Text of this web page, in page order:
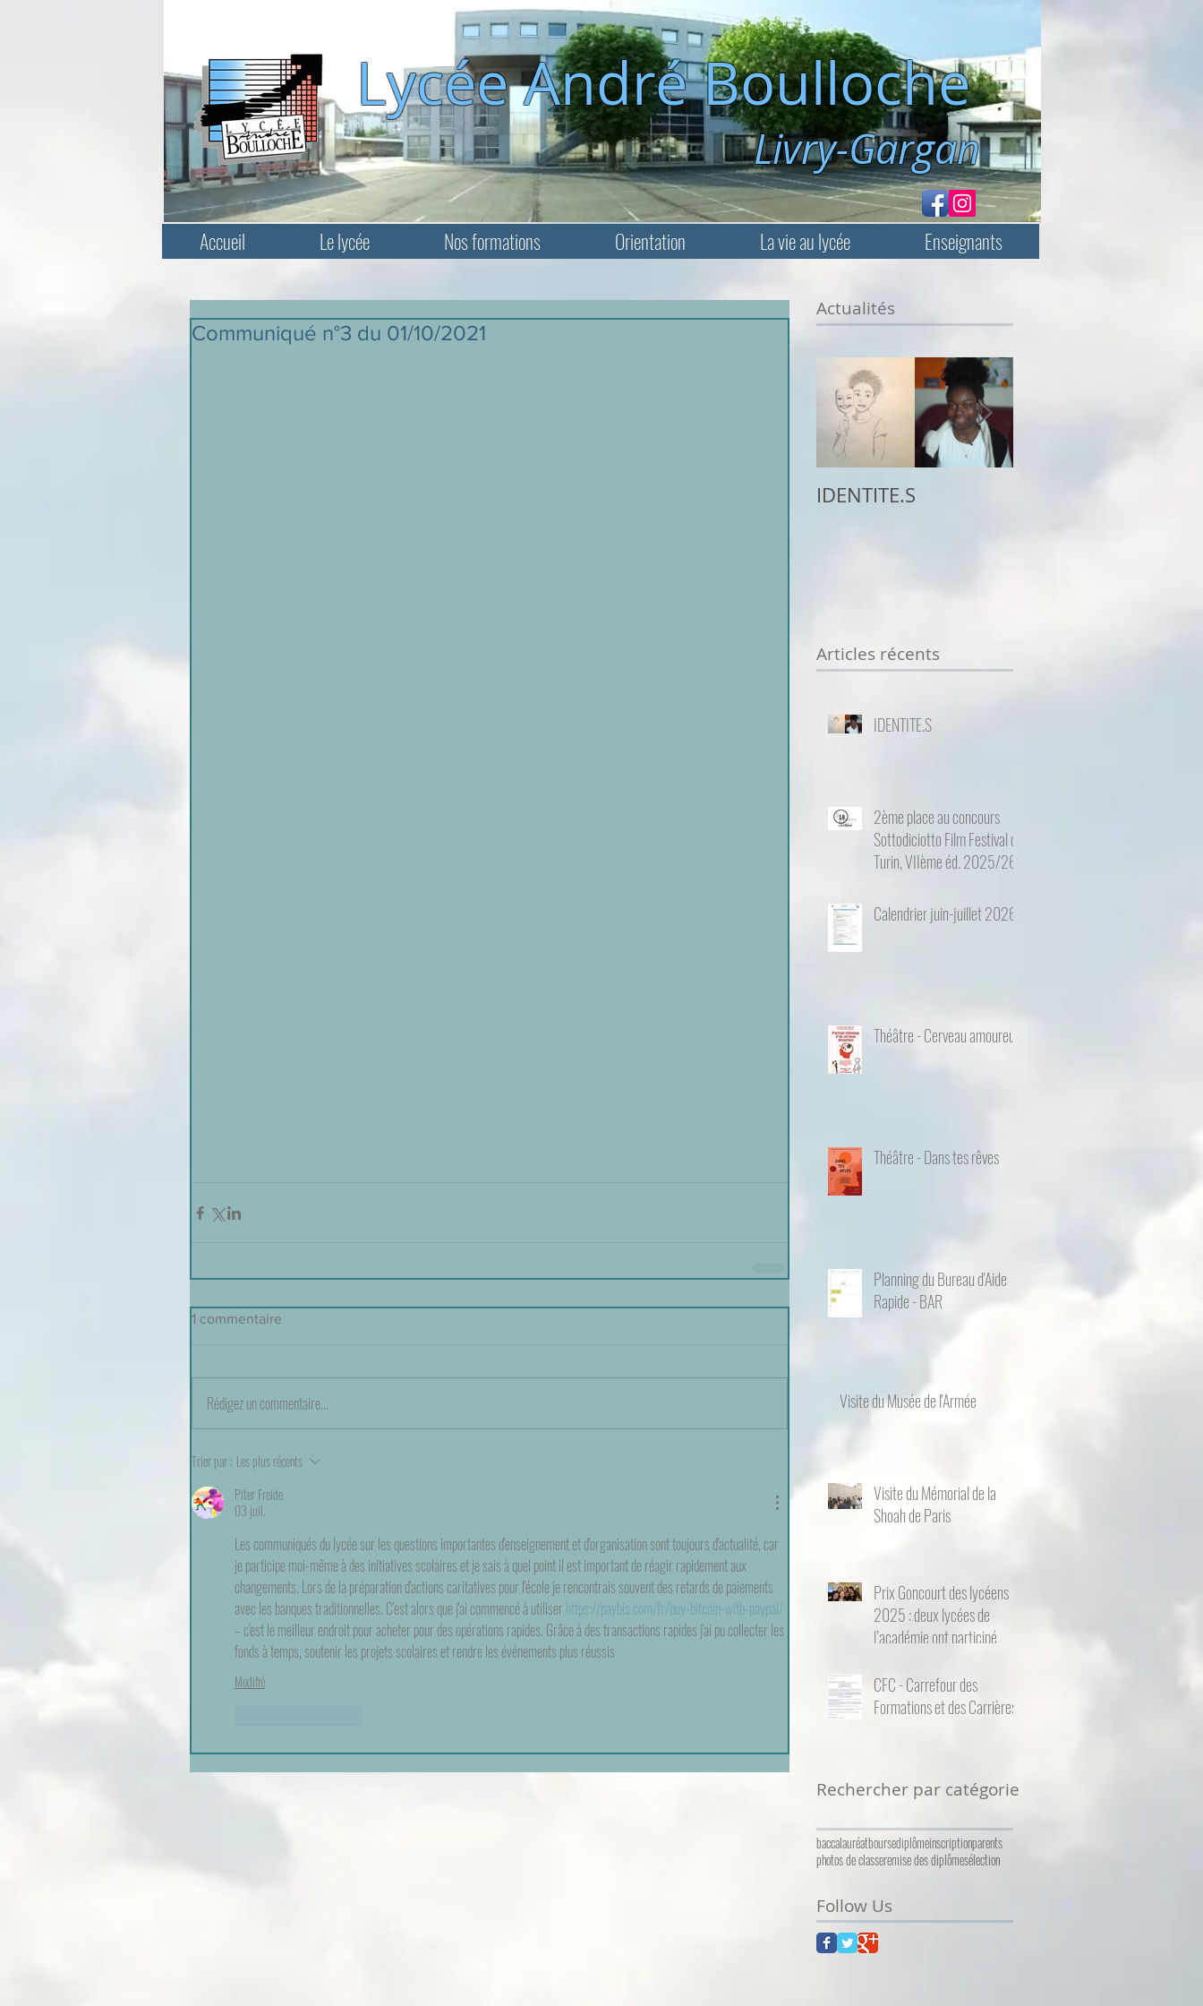
Lycée André Boulloche
Livry-Gargan
Accueil Le lycée Nos formations Orientation La vie au lycée Enseignants
Communiqué n°3 du 01/10/2021
1 commentaire
Rédigez un commentaire...
Trier par : Les plus récents
Piter Freide
03 juil.
Les communiqués du lycée sur les questions importantes d'enseignement et d'organisation sont toujours d'actualité, car
je participe moi-même à des initiatives scolaires et je sais à quel point il est important de réagir rapidement aux
changements. Lors de la préparation d'actions caritatives pour l'école je rencontrais souvent des retards de paiements
avec les banques traditionnelles. C'est alors que j'ai commencé à utiliser https://paybis.com/fr/buy-bitcoin-with-paypal/
– c'est le meilleur endroit pour acheter pour des opérations rapides. Grâce à des transactions rapides j'ai pu collecter les
fonds à temps, soutenir les projets scolaires et rendre les événements plus réussis
Modifié
Actualités
IDENTITE.S
Articles récents
IDENTITE.S
2ème place au concours
Sottodiciotto Film Festival de
Turin, VIIème éd. 2025/26
Calendrier juin-juillet 2026
Théâtre - Cerveau amoureux
Théâtre - Dans tes rêves
Planning du Bureau d'Aide
Rapide - BAR
Visite du Musée de l'Armée
Visite du Mémorial de la
Shoah de Paris
Prix Goncourt des lycéens
2025 : deux lycées de
l’académie ont participé
CFC - Carrefour des
Formations et des Carrières
Rechercher par catégorie
baccalauréatboursediplômeinscriptionparents
photos de classeremise des diplômesélection
Follow Us